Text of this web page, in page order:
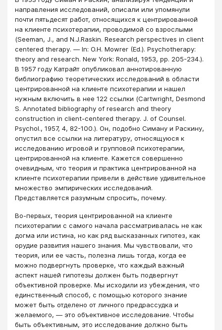
направления исследований, описали или упомянули
почти пятьдесят работ, относящихся к центрированной
на клиенте психотерапии, проводимой со взрослыми
(Seeman, J., and N.J.Raskin. Research perspectives in client
centered therapy. ― In: О.Н. Mowrer (Ed.). Psychotherapy:
theory and research. New York: Ronald, 1953, pp. 205-234.).
В 1957 году Катрайт опубликовал аннотированную
библиографию теоретических исследований в области
центрированной на клиенте психотерапии и нашел
нужным включить в нее 122 ссылки (Cartwright, Desmond
S. Annotated bibliography of research and theory
construction in client-centered therapy. J. of Counsel.
Psychol., 1957, 4, 82-100.). Он, подобно Симану и Раскину,
опустил все ссылки на литературу, относящуюся к
исследованию игровой и групповой психотерапии,
центрированной на клиенте. Кажется совершенно
очевидным, что теория и практика центрированной на
клиенте психотерапии привели в действие удивительное
множество эмпирических исследований.
Представляется разумным спросить, почему.
Во-первых, теория центрированной на клиенте
психотерапии с самого начала рассматривалась не как
догма или истина, но как ряд высказанных гипотез, как
орудие развития нашего знания. Мы чувствовали, что
теория, или ее часть, полезна лишь тогда, когда ее
можно подвергнуть проверке, что каждый важный
аспект нашей гипотезы должен быть подвергнут
объективной проверке. Мы исходили из убеждения, что
единственный способ, с помощью которого знание
может быть отделено от личного предрассудка и
желаемого, ― это объективное исследование. Чтобы
быть объективным, это исследование должно быть